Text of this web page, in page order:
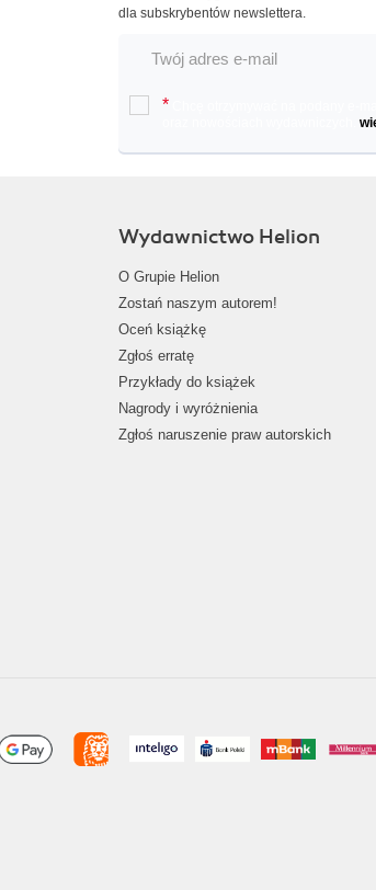
dla subskrybentów newslettera.
*
Wydawnictwo Helion
O Grupie Helion
Zostań naszym autorem!
Oceń książkę
Zgłoś erratę
Przykłady do książek
Nagrody i wyróżnienia
Zgłoś naruszenie praw autorskich